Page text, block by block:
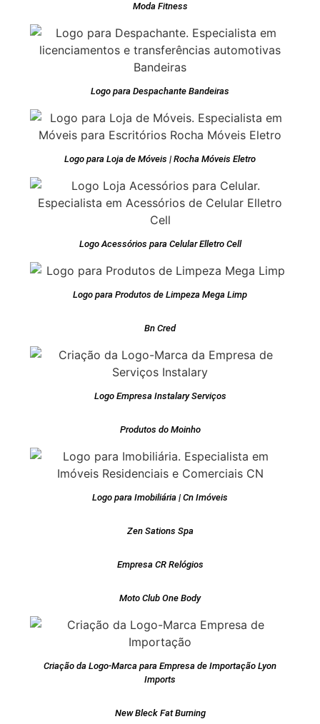
Moda Fitness
Logo para Despachante Bandeiras
Logo para Loja de Móveis | Rocha Móveis Eletro
Logo Acessórios para Celular Elletro Cell
Logo para Produtos de Limpeza Mega Limp
Bn Cred
Logo Empresa Instalary Serviços
Produtos do Moinho
Logo para Imobiliária | Cn Imóveis
Zen Sations Spa
Empresa CR Relógios
Moto Club One Body
Criação da Logo-Marca para Empresa de Importação Lyon
Imports
New Bleck Fat Burning